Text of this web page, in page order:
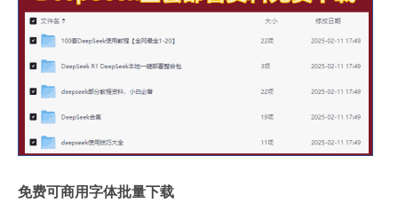
免费可商用字体批量下载